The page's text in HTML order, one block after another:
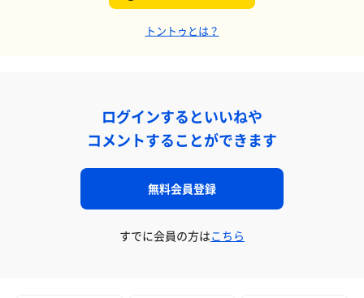
トントゥとは？
ログインするといいねや
コメントすることができます
無料会員登録
すでに会員の方はこちら